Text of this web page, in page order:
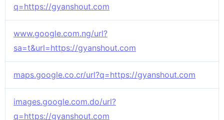
q=https://gyanshout.com
www.google.com.ng/url?
sa=t&url=https://gyanshout.com
maps.google.co.cr/url?q=https://gyanshout.com
images.google.com.do/url?
q=https://gyanshout.com